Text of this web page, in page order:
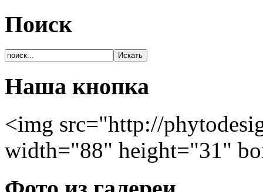
Поиск
Наша кнопка
<img src="http://
width="88" height="31"